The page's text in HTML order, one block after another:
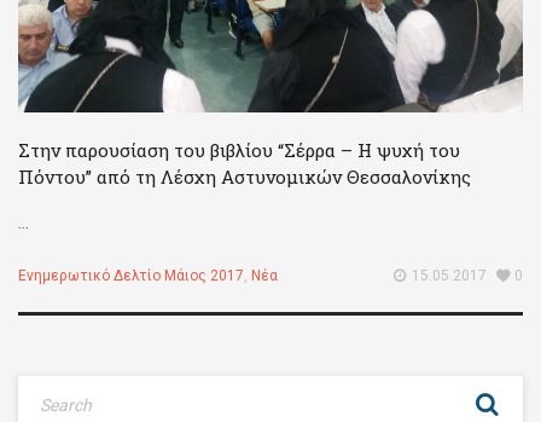
Στην παρουσίαση του βιβλίου “Σέρρα – Η ψυχή του
Πόντου” από τη Λέσχη Αστυνομικών Θεσσαλονίκης
...
Ενημερωτικό Δελτίο Μάιος 2017, Νέα 15.05.2017 0